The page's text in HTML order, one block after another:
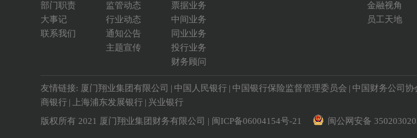
部门职责
大事记
联系我们
监管动态
行业动态
通知公告
主题宣传
票据业务
中间业务
同业业务
投行业务
财务顾问
金融视角
员工天地
友情链接: 厦门翔业集团有限公司 | 中国人民银行 | 中国银行保险监督管理委员会 | 中国财务公司协
商银行 | 上海浦东发展银行 | 兴业银行
版权所有 2021 厦门翔业集团财务有限公司 | 闽ICP备06004154号-21 闽公网安备